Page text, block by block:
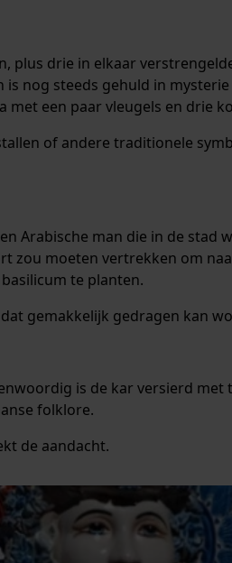
plus drie in elkaar
is nog steeds gehuld in
met een paar vleugels en drie
of andere traditionele
Arabische man die in de stad
zou moeten vertrekken om
te planten.
gemakkelijk gedragen kan
is de kar versierd met
folklore.
de aandacht.